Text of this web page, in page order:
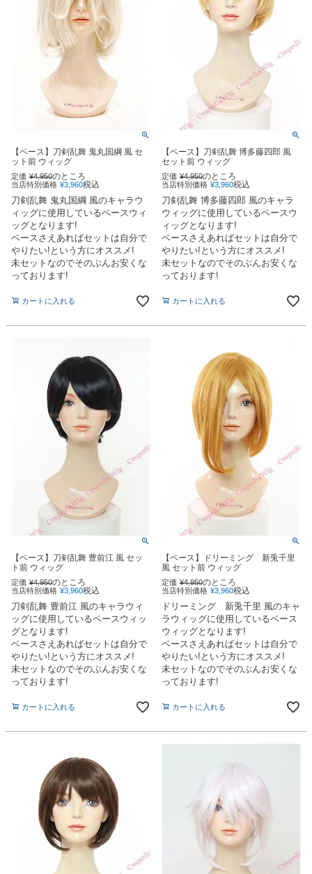
【ベース】刀剣乱舞 鬼丸国綱 風 セ
ット前 ウィッグ
定価 ¥4,950のところ
当店特別価格 ¥3,960税込
刀剣乱舞 鬼丸国綱 風のキャラウ
ィッグに使用しているベースウィ
ッグとなります!
ベースさえあればセットは自分で
やりたい!という方にオススメ!
未セットなのでそのぶんお安くな
っております!
カートに入れる
【ベース】刀剣乱舞 博多藤四郎 風
セット前 ウィッグ
定価 ¥4,950のところ
当店特別価格 ¥3,960税込
刀剣乱舞 博多藤四郎 風のキャラ
ウィッグに使用しているベースウ
ィッグとなります!
ベースさえあればセットは自分で
やりたい!という方にオススメ!
未セットなのでそのぶんお安くな
っております!
カートに入れる
【ベース】刀剣乱舞 豊前江 風 セッ
ト前 ウィッグ
定価 ¥4,950のところ
当店特別価格 ¥3,960税込
刀剣乱舞 豊前江 風のキャラウィ
ッグに使用しているベースウィッ
グとなります!
ベースさえあればセットは自分で
やりたい!という方にオススメ!
未セットなのでそのぶんお安くな
っております!
カートに入れる
【ベース】ドリーミング 新兎千里
風 セット前 ウィッグ
定価 ¥4,950のところ
当店特別価格 ¥3,960税込
ドリーミング 新兎千里 風のキャ
ラウィッグに使用しているベース
ウィッグとなります!
ベースさえあればセットは自分で
やりたい!という方にオススメ!
未セットなのでそのぶんお安くな
っております!
カートに入れる